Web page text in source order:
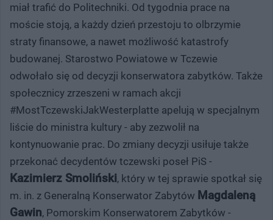
miał trafić do Politechniki. Od tygodnia prace na
moście stoją, a każdy dzień przestoju to olbrzymie
straty finansowe, a nawet możliwość katastrofy
budowanej. Starostwo Powiatowe w Tczewie
odwołało się od decyzji konserwatora zabytków. Także
społecznicy zrzeszeni w ramach akcji
#MostTczewskiJakWesterplatte apelują w specjalnym
liście do ministra kultury - aby zezwolił na
kontynuowanie prac. Do zmiany decyzji usiłuje także
przekonać decydentów tczewski poseł PiS -
Kazimierz Smoliński, który w tej sprawie spotkał się
m. in. z Generalną Konserwator Zabytów Magdaleną
Gawin, Pomorskim Konserwatorem Zabytków -